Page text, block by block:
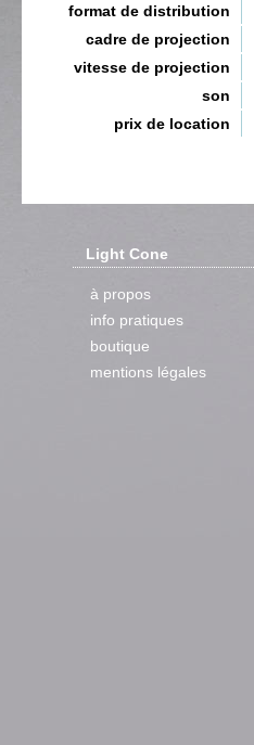
format de distribution
cadre de projection
vitesse de projection
son
prix de location
Light Cone
à propos
info pratiques
boutique
mentions légales